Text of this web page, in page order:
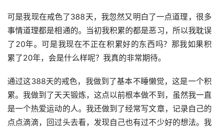
可是我现在戒色了388天，我忽然又明白了一点道理，很多
事情道理都是相通的。当初我积累的都是恶习，所以我耽误
了20年。可是我现在不正在积累好的东西吗？那我如果积
累了20年，会是什么样呢？我真的非常期待。
通过这388天的戒色，我做到了基本不睡懒觉，这是一个积
累。我做到了天天锻炼，这点以前根本做不到，虽然我一直
是一个热爱运动的人。我还做到了经常写文章，记录自己的
点点滴滴，回过头去看，发现自己也有过不少好的想法。我